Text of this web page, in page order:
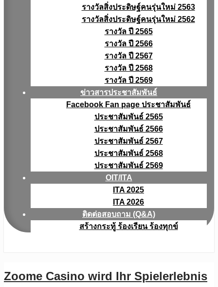
รางวัลสิ่งประดิษฐ์คนรุ่นใหม่ 2563
รางวัลสิ่งประดิษฐ์คนรุ่นใหม่ 2562
รางวัล ปี 2565
รางวัล ปี 2566
รางวัล ปี 2567
รางวัล ปี 2568
รางวัล ปี 2569
ข่าวสารประชาสัมพันธ์
Facebook Fan page ประชาสัมพันธ์
ประชาสัมพันธ์ 2565
ประชาสัมพันธ์ 2566
ประชาสัมพันธ์ 2567
ประชาสัมพันธ์ 2568
ประชาสัมพันธ์ 2569
OIT/ITA
ITA 2025
ITA 2026
ติดต่อสอบถาม (Q&A)
สร้างกระทู้ ร้องเรียน ร้องทุกข์
Zoome Casino wird Ihr Spielerlebnis